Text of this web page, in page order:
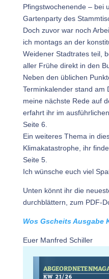
Pfingstwochenende – bei
Gartenparty des
Doch zuvor war noch
ich montags an der
Weidener Stadtrates teil,
aller Frühe direkt in den
Neben den üblichen
Terminkalender stand am
meine nächste Rede auf
erfahrt ihr im
Seite 6.
Ein weiteres Thema in
Klimakatastrophe, ihr
Seite 5.
Ich wünsche euch viel
Unten könnt ihr die
durchblättern, zum PDF-
Wos Gscheits Ausgabe
Euer Manfred Schiller